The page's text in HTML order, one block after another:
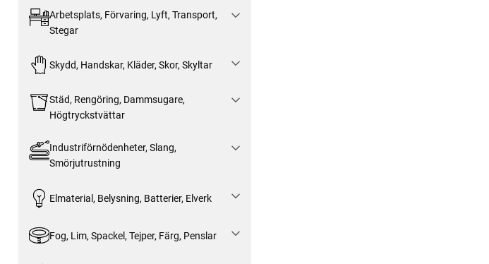
Arbetsplats, Förvaring, Lyft, Transport,
Stegar
Skydd, Handskar, Kläder, Skor, Skyltar
Städ, Rengöring, Dammsugare,
Högtryckstvättar
Industriförnödenheter, Slang,
Smörjutrustning
Elmaterial, Belysning, Batterier, Elverk
Fog, Lim, Spackel, Tejper, Färg, Penslar